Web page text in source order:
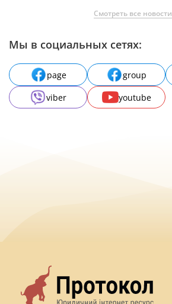
Смотреть все новости
Мы в социальных сетях:
page group
viber
youtube